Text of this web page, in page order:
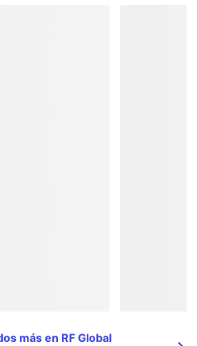
más en RF Global